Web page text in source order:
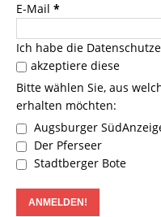
E-Mail *
Ich habe die
akzeptiere diese
Bitte wählen Sie, aus
erhalten möchten:
Augsburger
Der Pferseer
Stadtberger Bote